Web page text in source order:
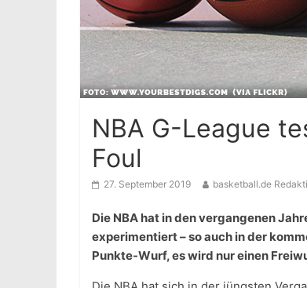
NBA G-League
Foul
27. September 2019 basketball.de
Die NBA hat in den vergangenen
experimentiert – so auch in der
Punkte-Wurf, es wird nur einen